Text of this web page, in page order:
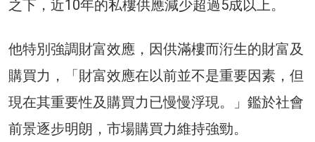
之下，近10年的私樓供應減少超過5成以上。
他特別強調財富效應，因供滿樓而洐生的財富及
購買力，「財富效應在以前並不是重要因素，但
現在其重要性及購買力已慢慢浮現。」鑑於社會
前景逐步明朗，市場購買力維持強勁。